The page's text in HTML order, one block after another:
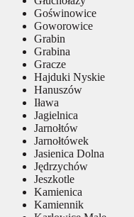
Goświnowice
Goworowice
Grabin
Grabina
Gracze
Hajduki Nyskie
Hanuszów
Iława
Jagielnica
Jarnołtów
Jarnołtówek
Jasienica Dolna
Jędrzychów
Jeszkotle
Kamienica
Kamiennik